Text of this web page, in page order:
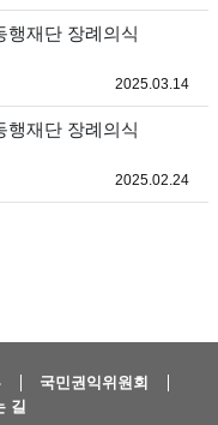
재단 장례의식
2025.03.14등록
재단 장례의식
2025.02.24등록
국민권익위원회
길